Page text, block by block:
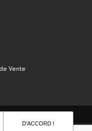
Vente
D'ACCORD !